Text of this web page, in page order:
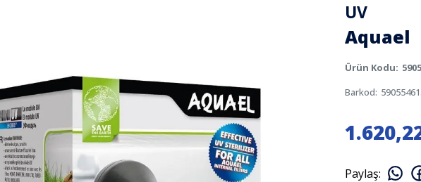
UV
Aquael
Ürün Kodu:
Barkod:
Paylaş: